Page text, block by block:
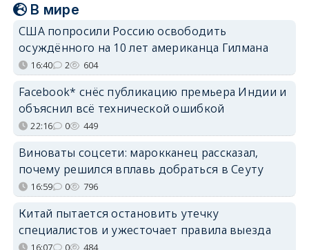
В мире
США попросили Россию освободить
осуждённого на 10 лет американца Гилмана
16:40 2 604
Facebook* снёс публикацию премьера Индии и
объяснил всё технической ошибкой
22:16 0 449
Виноваты соцсети: марокканец рассказал,
почему решился вплавь добраться в Сеуту
16:59 0 796
Китай пытается остановить утечку
специалистов и ужесточает правила выезда
16:07 0 484